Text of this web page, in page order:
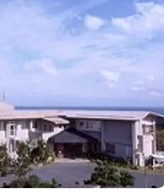
き、あなたの思い出に残る1日